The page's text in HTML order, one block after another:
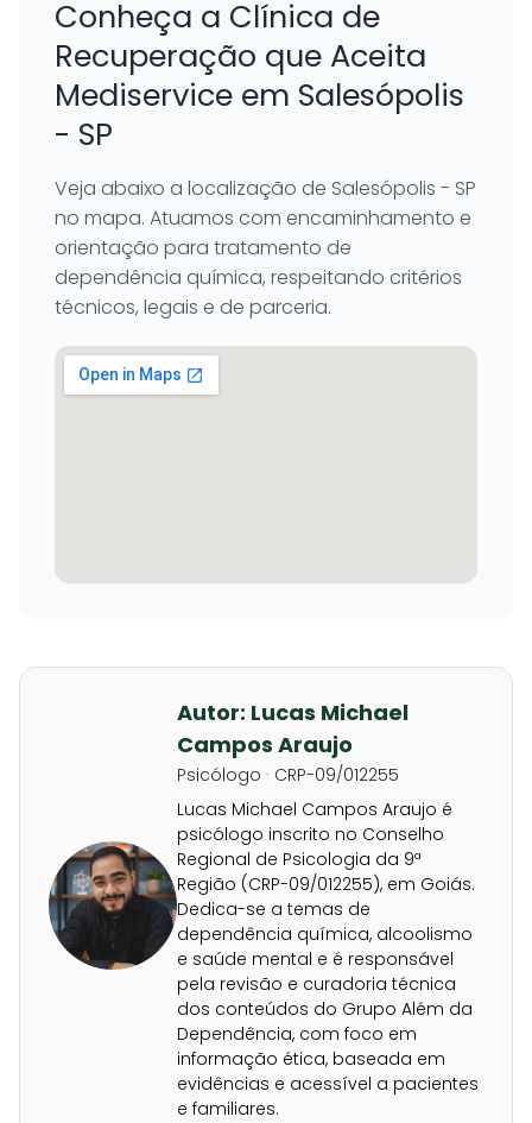
Conheça a Clínica de
Recuperação que Aceita
Mediservice em Salesópolis
- SP
Veja abaixo a localização de Salesópolis - SP
no mapa. Atuamos com encaminhamento e
orientação para tratamento de
dependência química, respeitando critérios
técnicos, legais e de parceria.
Autor: Lucas Michael
Campos Araujo
Psicólogo · CRP-09/012255
Lucas Michael Campos Araujo é
psicólogo inscrito no Conselho
Regional de Psicologia da 9ª
Região (CRP-09/012255), em Goiás.
Dedica-se a temas de
dependência química, alcoolismo
e saúde mental e é responsável
pela revisão e curadoria técnica
dos conteúdos do Grupo Além da
Dependência, com foco em
informação ética, baseada em
evidências e acessível a pacientes
e familiares.